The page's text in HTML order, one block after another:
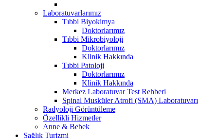
Laboratuvarlarımız
Tıbbi Biyokimya
Doktorlarımız
Tıbbi Mikrobiyoloji
Doktorlarımız
Klinik Hakkında
Tıbbi Patoloji
Doktorlarımız
Klinik Hakkında
Merkez Laboratuvar Test Rehberi
Spinal Musküler Atrofi (SMA) Laboratuvarı
Radyoloji Görüntüleme
Özellikli Hizmetler
Anne & Bebek
Sağlık Turizmi